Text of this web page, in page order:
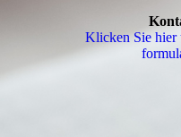
Klicken Sie